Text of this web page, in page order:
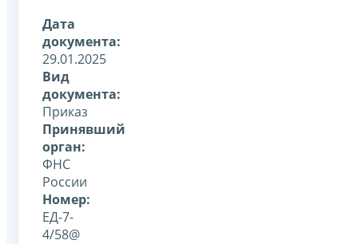
Дата
документа:
29.01.2025
Вид
документа:
Приказ
Принявший
орган:
ФНС
России
Номер:
ЕД-7-
4/58@